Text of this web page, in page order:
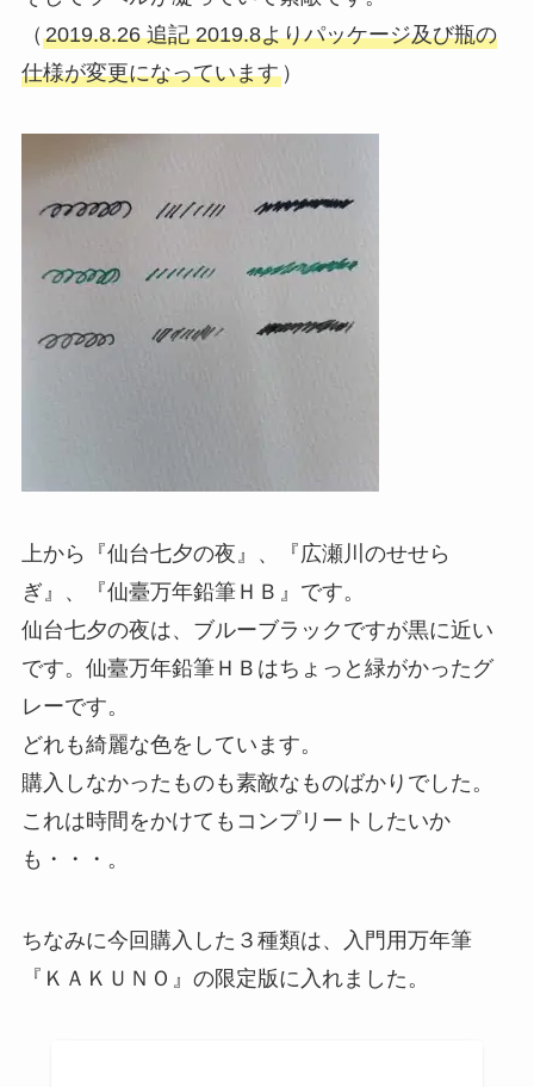
（ 2019.8.26 追記 2019.8よりパッケージ及び瓶の
仕様が変更になっています）
上から『仙台七夕の夜』、『広瀬川のせせら
ぎ』、『仙臺万年鉛筆ＨＢ』です。
仙台七夕の夜は、ブルーブラックですが黒に近い
です。仙臺万年鉛筆ＨＢはちょっと緑がかったグ
レーです。
どれも綺麗な色をしています。
購入しなかったものも素敵なものばかりでした。
これは時間をかけてもコンプリートしたいか
も・・・。
ちなみに今回購入した３種類は、入門用万年筆
『ＫＡＫＵＮＯ』の限定版に入れました。